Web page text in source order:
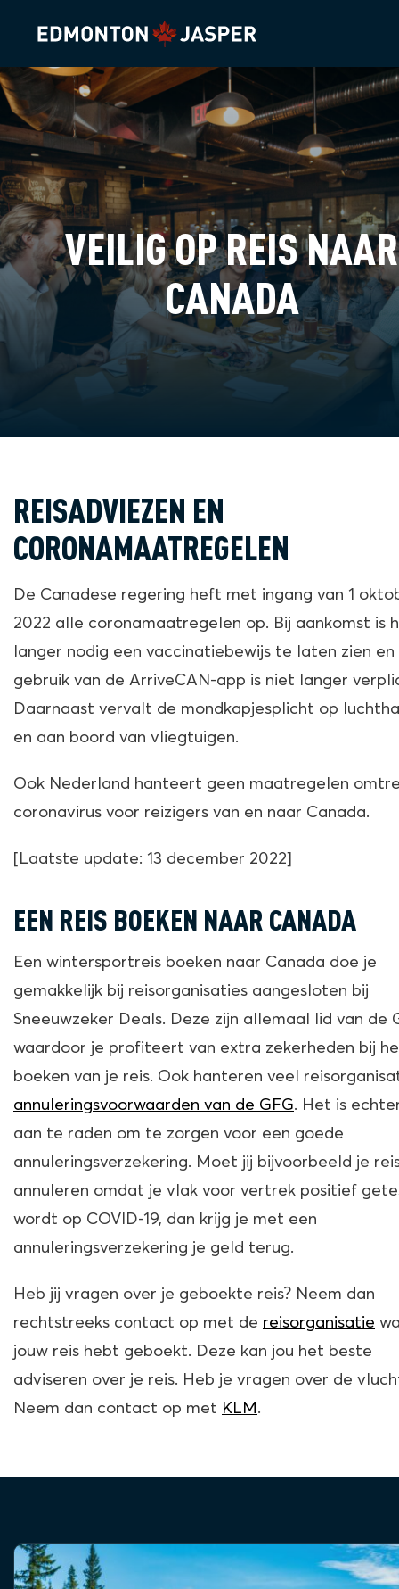
VEILIG OP REIS NAAR
CANADA
REISADVIEZEN EN
CORONAMAATREGELEN
De Canadese regering heft met ingang van 1
2022 alle coronamaatregelen op. Bij aankomst is
langer nodig een vaccinatiebewijs te laten zien
gebruik van de ArriveCAN-app is niet langer
Daarnaast vervalt de mondkapjesplicht op
en aan boord van vliegtuigen.
Ook Nederland hanteert geen maatregelen
coronavirus voor reizigers van en naar Canada.
[Laatste update: 13 december 2022]
EEN REIS BOEKEN NAAR CANADA
Een wintersportreis boeken naar Canada doe je
gemakkelijk bij reisorganisaties aangesloten bij
Sneeuwzeker Deals. Deze zijn allemaal lid van de
waardoor je profiteert van extra zekerheden bij
boeken van je reis. Ook hanteren veel
annuleringsvoorwaarden van de GFG. Het is
aan te raden om te zorgen voor een goede
annuleringsverzekering. Moet jij bijvoorbeeld je
annuleren omdat je vlak voor vertrek positief
wordt op COVID-19, dan krijg je met een
annuleringsverzekering je geld terug.
Heb jij vragen over je geboekte reis? Neem dan
rechtstreeks contact op met de reisorganisatie
jouw reis hebt geboekt. Deze kan jou het beste
adviseren over je reis. Heb je vragen over de
Neem dan contact op met KLM .